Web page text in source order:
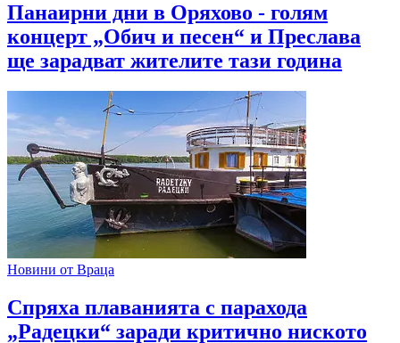
Панаирни дни в Оряхово - голям
концерт „Обич и песен“ и Преслава
ще зарадват жителите тази година
Новини от Враца
Спряха плаванията с парахода
„Радецки“ заради критично ниското